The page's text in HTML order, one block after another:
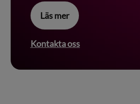
Läs mer
Kontakta oss